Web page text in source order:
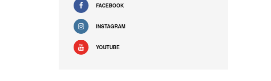
FACEBOOK
INSTAGRAM
YOUTUBE